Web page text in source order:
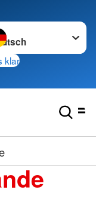
wechseln zu
klar